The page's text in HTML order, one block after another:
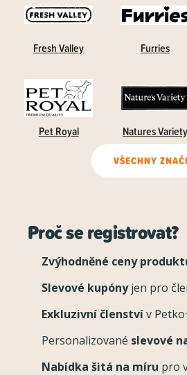
Fresh Valley Furries
Pet Royal Natures Variety
VŠECHNY
Proč se registrovat?
Zvýhodněné ceny
Slevové kupónyjen pro
Exkluzivní členstvív
Personalizované slevové
Nabídka šitá na míru pro